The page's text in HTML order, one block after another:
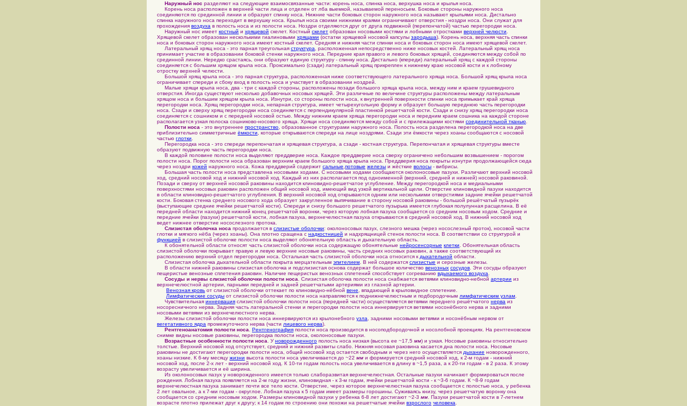
Наружный нос разделяют на следующие взаимосвязанные части: корень носа, спинка носа, верхушка носа и крылья носа.
Корень носа расположен в верхней части лица и отделен от лба выемкой, называемой переносьем. Боковые стороны наружного носа
соединяются по срединной линии и образуют спинку носа. Нижние части боковых сторон наружного носа называют крыльями носа. Дистально
спинка наружного носа переходит в верхушку носа. Крылья носа своими нижними краями ограничивают отверстия - ноздри носа. Они служат для
прохождения воздуха в полость носа и из полости носа. Ноздри отделяются друг от друга подвижной (перепончатой) частью перегородки носа.
Наружный нос имеет костный и хрящевой скелет. Костный скелет образован носовыми костями и лобными отростками верхней челюсти
Хрящевой скелет образован несколькими гиалиновыми хрящами (остатки хрящевой носовой капсулы зародыша). Корень носа, верхняя часть спинки
носа и боковых сторон наружного носа имеют костный скелет. Средняя и нижняя части спинки носа и боковых сторон носа имеют хрящевой скелет.
Латеральный хрящ носа - это парная треугольная структура , расположенная непосредственно ниже носовых костей. Латеральный хрящ носа
принимает участие в образовании боковой стенки наружного носа. Передние края правого и левого боковых хрящей, соединяются между собой по
срединной линии. Нередко срастаясь, они образуют единую структуру - спинку носа. Дистально (кпереди) латеральный хрящ с каждой стороны
соединяется с большим хрящом крыла носа. Проксимально (сзади) латеральный хрящ прикреплен к нижнему краю носовой кости и к лобному
отростку верхней челюсти.
Большой хрящ крыла носа - это парная структура, расположенная ниже соответствующего латерального хряща носа. Большой хрящ крыла носа
ограничивает спереди и сбоку вход в полость носа и участвует в образовании ноздрей.
Малые хрящи крыла носа, два - три с каждой стороны, расположены позади большого хряща крыла носа, между ним и краем грушевидного
отверстия. Иногда существуют несколько добавочных носовых хрящей. Эти различные по величине структуры расположены между латеральным
хрящом носа и большим хрящом крыла носа. Изнутри, со стороны полости носа, к внутренней поверхности спинки носа примыкает край хряща
перегородки носа. Хрящ перегородки носa, непарная структура, имеет четырехугольную форму и образует большую переднюю часть перегородки
носа. Сзади и сверху хрящ перегородки носа соединяется с перпендикулярной пластинкой решетчатой кости. Сзади и снизу хрящ перегородки носа
соединяется с сошником и с передней носовой остью. Между нижним краем хряща перегородки носа и передним краем сошника на каждой стороне
располагается узкая полоска сошниково-носового хряща. Хрящи носа соединяются между собой и с прилежащими костями соединительной тканью
Полости носа - это внутреннее пространство , образованное структурами наружного носа. Полость носа разделена перегородкой носа на две
приблизительно симметричные ёмкости , которые открываются спереди на лице ноздрями. Сзади эти ёмкости через хоаны сообщаются с носовой
частью глотки
Перегородка носа - это спереди перепончатая и хрящевая структура, а сзади - костная структура. Перепончатая и хрящевая структуры вместе
образуют подвижную часть перегородки носа.
В каждой половине полости носа выделяют преддверие носа. Каждое преддверие носа сверху ограничено небольшим возвышением - порогом
полости носа. Порог полости носа образован верхним краем большого хряща крыла носа. Преддверия носа покрыты изнутри продолжающейся сюда
через ноздри кожей наружного носа. Кожа преддверий содержит сальные потовые железы и жёсткие волосы - вибрисы.
Большая часть полости носа представлена носовыми ходами. С носовыми ходами сообщаются околоносовые пазухи. Различают верхний носовой
ход, средний носовой ход и нижний носовой ход. Каждый из них располагается под одноименной (верхний, средней и нижней) носовой раковиной.
Позади и сверху от верхней носовой раковины находится клиновидно-решетчатое углубление. Между перегородкой носа и медиальными
поверхностями носовых раковин расположен общий носовой ход, имеющий вид узкой вертикальной щели. Отверстие клиновидной пазухи находится
в области клиновидно-решетчатого углубления. В верхний носовой ход открываются одним или несколькими отверстиями задние ячейки решетчатой
кости. Боковая стенка среднего носового хода образует закругленное выпячивание в сторону носовой раковины - большой решётчатый пузырёк
(выступающие средние ячейки решетчатой кости). Спереди и снизу большого решетчатого пузырька имеется глубокая полулунная расщелина. В её
передней области находится нижний конец решетчатой воронки, через которую лобная пазуха сообщается со средним носовым ходом. Средние и
передние ячейки (пазухи) решетчатой кости, лобная пазуха, верхнечелюстная пазуха открываются в средний носовой ход. В нижний носовой ход
ведет нижнее отверстие носослезного протока.
Слизистая оболочка носа продолжается в слизистые оболочки: околоносовых пазух, слезного мешка (через носослезный проток), носовой части
глотки и мягкого нёба (через хоаны). Она плотно сращена с надкостницей и надхрящницей стенок полости носа. В соответствии со структурой и
функцией в слизистой оболочке полости носа выделяют обонятельную область и дыхательную область.
К обонятельной области относят часть слизистой оболочки носа содержащую обонятельные нейросенсорные клетки . Обонятельная область
слизистой оболочки покрывает правую и левую верхние носовые раковины, часть средних носовых раковин, а также соответствующий их
расположению верхний отдел перегородки носа. Остальная часть слизистой оболочки носа относится к дыхательной области.
Слизистая оболочка дыхательной области покрыта мерцательным эпителием . В ней содержатся слизистые и серозные железы.
В области нижней раковины слизистая оболочка и подслизистая основа содержат большое количество венозных сосудов . Эти сосуды образуют
пещеристые венозные сплетения раковин. Наличие пещеристых венозных сплетений способствует согреванию вдыхаемого воздуха
Сосуды и нервы слизистой оболочки полости носа . Слизистая оболочка полости носа снабжается ветвями клиновидно-небной артерии из
верхнечелюстной артерии, парными передней и задней решетчатыми артериями из глазной артерии.
Венозная кровь от слизистой оболочки оттекает по клиновидно-нёбной вене , впадающей в крыловидное сплетение.
Лимфатические сосуды от слизистой оболочки полости носа направляются к поднижнечелюстным и подбородочным лимфатическим узлам
Чувствительная иннервация слизистой оболочки полости носа (передней части) осуществляется ветвями переднего решётчатого нерва из
носоресничного нерва. Задняя часть латеральной стенки и перегородки полости носа иннервируется ветвями носонёбного нерва и задними
носовыми ветвями из верхнечелюстного нерва.
Железы слизистой оболочки полости носа иннервируются из крылонебного узла , задними носовыми ветвями и носонёбным нервом от
вегетативного ядра промежуточного нерва (части лицевого нерва).
Рентгеноанатомия полости носа
Рентгенография полости носа производится в носоподбородочной и носолобной проекциях. На рентгеновском
снимке видны носовые раковины, перегородка полости носа, околоносовые пазухи.
Возрастные особенности полости носа . Уноворожденного полость носа низкая (высота ее ~17,5 мм) и узкая. Носовые раковины относительно
толстые. Верхний носовой ход отсутствует, средний и нижний развиты слабо. Нижняя носовая раковина касается дна полости носа. Носовые
раковины не достигают перегородки полости носа, общий носовой ход остается свободным и через него осуществляется дыхание новорожденного,
хоаны низкие. К 6-му месяцу жизни высота полости носа увеличивается до ~22 мм и формируется средний носовой ход, к 2-м годам - нижний
носовой ход, после 2-х лет - верхний носовой ход. К 10-ти годам полость носа увеличивается в длину в ~1,5 раза, а к 20-ти годам - в 2 раза. К этому
возрасту увеличивается и её ширина.
Из околоносовых пазух у новорожденного имеется только слаборазвитая верхнечелюстная. Остальные пазухи начинают формироваться после
рождения. Лобная пазуха появляется на 2-м году жизни, клиновидная - к 3-м годам, ячейки решетчатой кости - к ~3-6 годам. К ~8-9 годам
верхнечелюстная пазуха занимает почти все тело кости. Отверстие, через которое верхнечелюстная пазуха сообщается с полостью носа, у ребенка
2 лет овальное, а к 7-ми годам - округлое. Лобная пазуха к 5 годам имеет размеры горошины. Суживаясь книзу, через решетчатую воронку она
сообщается со средним носовым ходом. Размеры клиновидной пазухи у ребенка 6-8 лет достигают ~2-3 мм . Пазухи решетчатой кости в 7-летнем
возрасте плотно прилежат друг к другу; к 14 годам по строению они похожи на решетчатые ячейки взрослого человека